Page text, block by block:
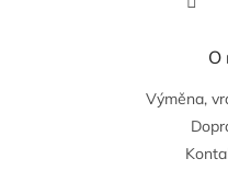
O
Výměna,